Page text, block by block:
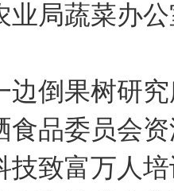
业局蔬菜办
边倒果树研
食品委员会
技致富万人